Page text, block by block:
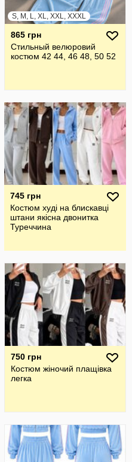
S, M, L, XL, XXL, XXXL
865 грн
Стильный велюровий
костюм 42 44, 46 48, 50 52
745 грн
Костюм худі на блискавці
штани якісна двонитка
Туреччина
750 грн
Костюм жіночий плащівка
легка